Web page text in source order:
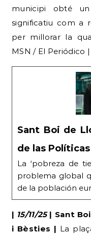
municipi obté un
significatiu com a
per millorar la
MSN / El Periódico |
Sant Boi de
de las
La ‘pobreza de
problema global
de la población
| 15/11/25| Sant
i Bèsties | La